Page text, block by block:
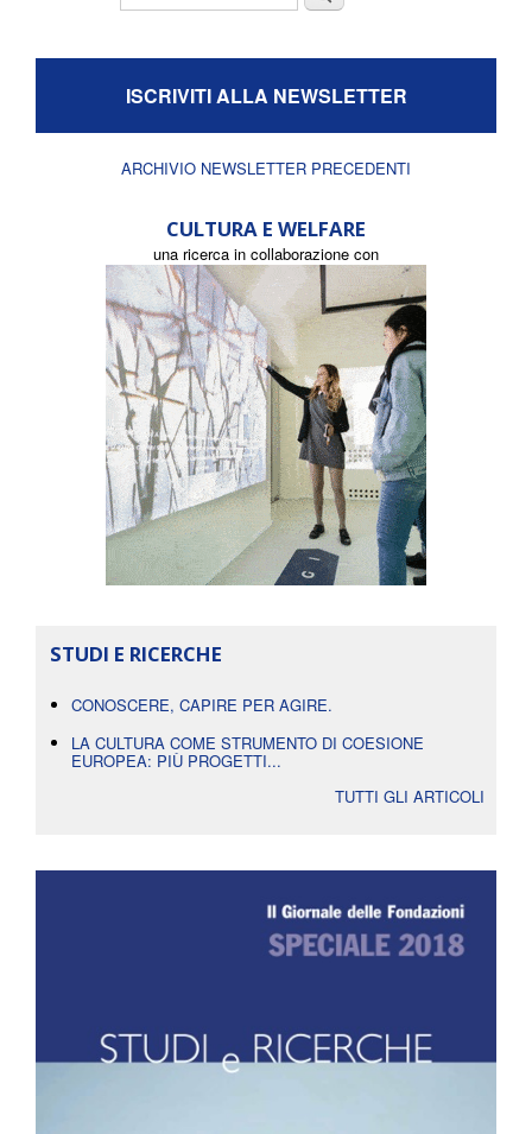
ISCRIVITI ALLA NEWSLETTER
ARCHIVIO NEWSLETTER PRECEDENTI
CULTURA E WELFARE
una ricerca in collaborazione con
STUDI E RICERCHE
CONOSCERE, CAPIRE PER AGIRE.
LA CULTURA COME STRUMENTO DI COESIONE
EUROPEA: PIÙ PROGETTI...
TUTTI GLI ARTICOLI